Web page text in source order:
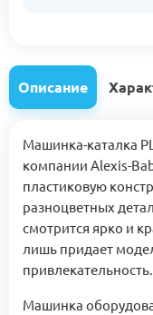
Описание
Машинка-каталка
компании Alexis-
пластиковую
разноцветных
смотрится ярко и
лишь придает
привлекательность.
Машинка